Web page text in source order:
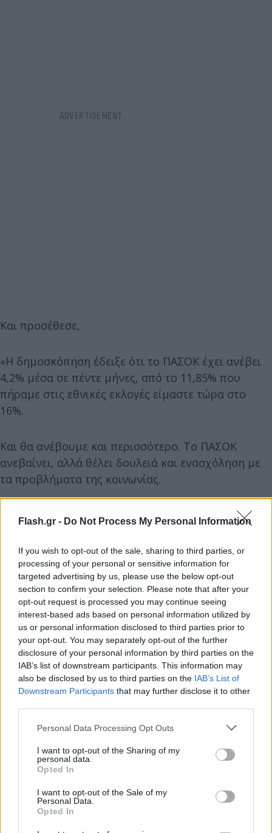
Flash.gr - Do Not Process My Personal Information
If you wish to opt-out of the sale, sharing to third parties, or
processing of your personal or sensitive information for
targeted advertising by us, please use the below opt-out
section to confirm your selection. Please note that after your
opt-out request is processed you may continue seeing
interest-based ads based on personal information utilized by
us or personal information disclosed to third parties prior to
your opt-out. You may separately opt-out of the further
disclosure of your personal information by third parties on the
IAB’s list of downstream participants. This information may
also be disclosed by us to third parties on the IAB’s List of
Downstream Participants that may further disclose it to other
Please note that this website/app uses one or more Google
not limited to your visit or usage behaviour. You may click to
grant or deny consent to Google and its third-party tags to
use your data for below specified purposes in below Google
consent section.
Personal Data Processing Opt Outs
I want to opt-out of the Sharing of my
personal data.
Opted In
I want to opt-out of the Sale of my
Personal Data.
Opted In
Και προσέθεσε,
«Η δημοσκόπηση έδειξε ότι το ΠΑΣΟΚ έχει ανέβει
4,2% μέσα σε πέντε μήνες, από το 11,85% που
πήραμε στις εθνικές εκλογές είμαστε τώρα στο
16%.
Και θα ανέβουμε και περισσότερο. Το ΠΑΣΟΚ
ανεβαίνει, αλλά θέλει δουλειά και ενασχόληση με
τα προβλήματα της κοινωνίας.
Οι εκλογές έγιναν πριν μερικούς μήνες. Έχουμε
αυτή την αύξηση μέσα σε μικρό διάστημα,
φιλοδοξούμε να την κλιμακώσουμε. Και δε θέλω
πανηγυρισμούς από κανένα στέλεχος ΠΑΣΟΚ».